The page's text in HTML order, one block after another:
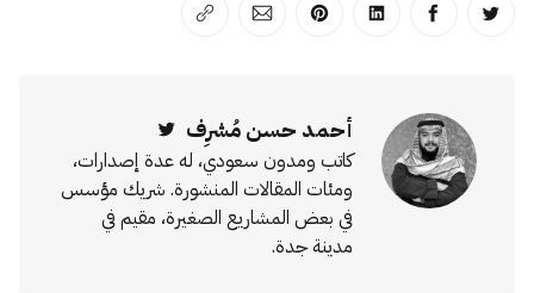
انشر على تويترانشر على الفيسبوك
انشر على لينكد إن
انشر على بينترست
انشر على الإيميل
انسخ الرابط
أحمد حسن مُشرِف
كاتب ومدون سعودي، له عدة إصدارات،
ومئات المقالات المنشورة. شريك مؤسس
في بعض المشاريع الصغيرة، مقيم في
مدينة جدة.